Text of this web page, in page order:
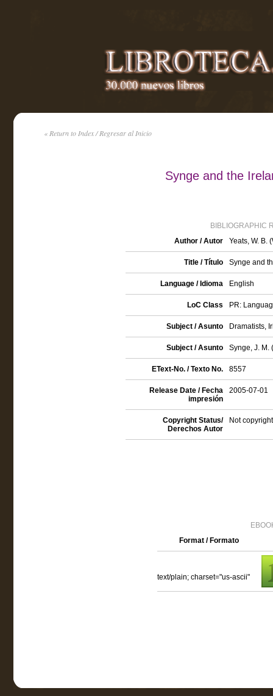
« Return to Index / Regresar al Inicio
Synge and the
BIBLIOGRAPHIC
Author / Autor
Yeats, W. B.
Title / Título Synge and
Language / Idioma English
LoC Class PR:
Subject / Asunto Dramatists,
Subject / Asunto Synge, J. M.
EText-No. / Texto No. 8557
Release Date / Fecha
impresión
2005-07-01
Copyright Status/
Derechos Autor
Not
Format / Formato
text/plain; charset="us-ascii"